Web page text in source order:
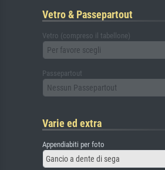
Vetro & Passepartout
Vetro (compreso il tabellone)
Per favore scegli
Passepartout
Nessun Passepartout
Varie ed extra
Appendiabiti per foto
Gancio a dente di sega